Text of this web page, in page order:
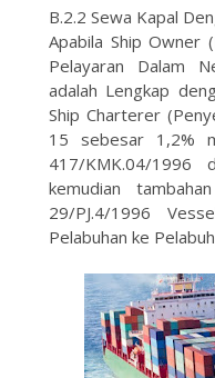
B.2.2 Sewa Kapal
Apabila Ship Owner
Pelayaran Dalam
adalah Lengkap
Ship Charterer
15 sebesar 1,2%
417/KMK.04/1996
kemudian
29/PJ.4/1996
Pelabuhan ke